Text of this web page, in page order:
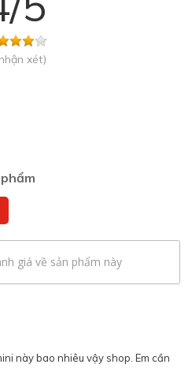
xét)
giá về sản phẩm này
này bao nhiêu vậy shop. Em cần